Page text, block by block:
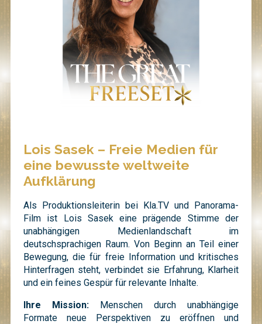
Lois Sasek – Freie Medien für
eine bewusste weltweite
Aufklärung
Als Produktionsleiterin bei Kla.TV und Panorama-
Film ist Lois Sasek eine prägende Stimme der
unabhängigen Medienlandschaft im
deutschsprachigen Raum. Von Beginn an Teil einer
Bewegung, die für freie Information und kritisches
Hinterfragen steht, verbindet sie Erfahrung, Klarheit
und ein feines Gespür für relevante Inhalte.
Ihre Mission:
Menschen durch unabhängige
Formate neue Perspektiven zu eröffnen und